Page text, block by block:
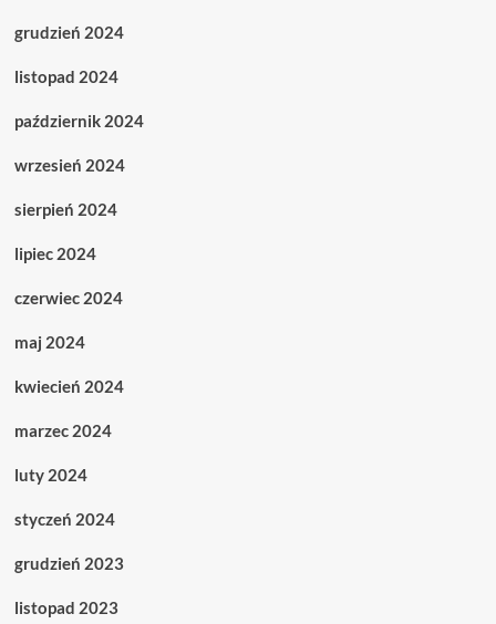
grudzień 2024
listopad 2024
październik 2024
wrzesień 2024
sierpień 2024
lipiec 2024
czerwiec 2024
maj 2024
kwiecień 2024
marzec 2024
luty 2024
styczeń 2024
grudzień 2023
listopad 2023